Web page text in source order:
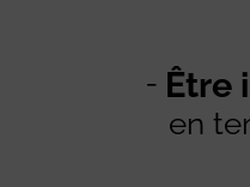
Être
en